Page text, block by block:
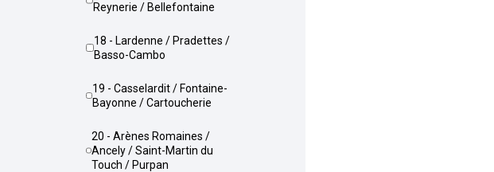
Reynerie / Bellefontaine
18 - Lardenne / Pradettes /
Basso-Cambo
19 - Casselardit / Fontaine-
Bayonne / Cartoucherie
20 - Arènes Romaines /
Ancely / Saint-Martin du
Touch / Purpan